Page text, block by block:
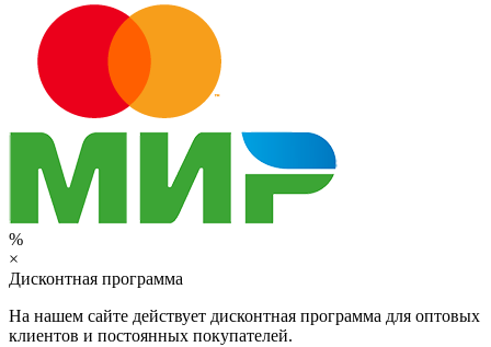
%
×
Дисконтная программа
На нашем сайте действует дисконтная программа для оптовых
клиентов и постоянных покупателей.